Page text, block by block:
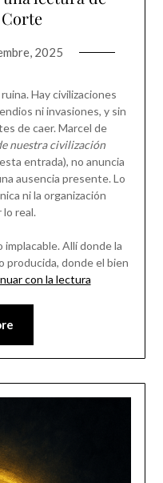
2025
Hay civilizaciones
ni invasiones, y sin
de caer. Marcel de
nuestra civilización
entrada), no anuncia
ausencia presente. Lo
ni la organización
lo real.
Allí donde la
producida, donde el bien
con la lectura